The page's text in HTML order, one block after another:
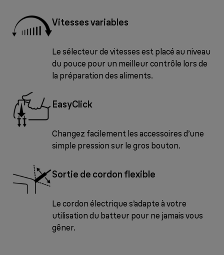
Vitesses variables
Le sélecteur de vitesses est placé au niveau
du pouce pour un meilleur contrôle lors de
la préparation des aliments.
EasyClick
Changez facilement les accessoires d’une
simple pression sur le gros bouton.
Sortie de cordon flexible
Le cordon électrique s’adapte à votre
utilisation du batteur pour ne jamais vous
gêner.